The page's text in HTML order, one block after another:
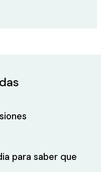
para saber que